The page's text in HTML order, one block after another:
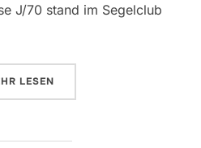
J/70 stand im Segelclub
ÜBER „ÖSTERREICHISCHE J/70
LESEN